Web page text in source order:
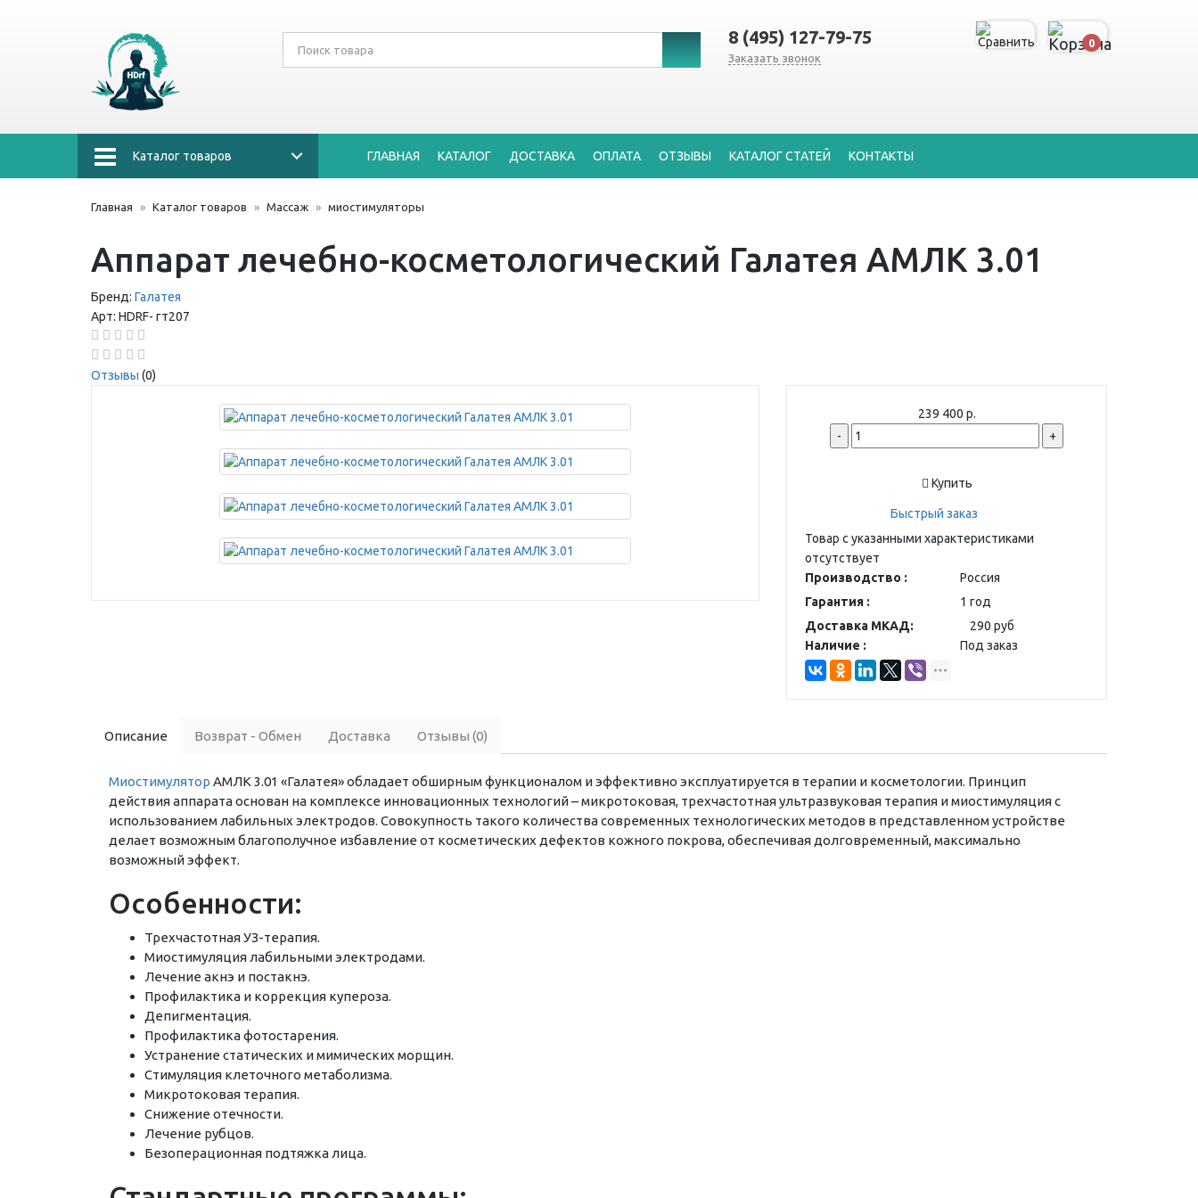
8 (495) 127-79-75
Заказать звонок
0
Каталог товаров ГЛАВНАЯ КАТАЛОГ ДОСТАВКА ОПЛАТА ОТЗЫВЫ КАТАЛОГ СТАТЕЙ КОНТАКТЫ
Главная Каталог товаров Массаж миостимуляторы
Аппарат лечебно-косметологический Галатея АМЛК 3.01
Бренд: Галатея
Арт: HDRF- гт207
Отзывы (0)
239 400 р.
-
+
Купить
Быстрый заказ
Товар с указанными характеристиками
отсутствует
Производство :
Россия
Гарантия :
1 год
Доставка МКАД:
290 руб
Наличие :
Под заказ
Описание Возврат - Обмен Доставка Отзывы (0)
Миостимулятор АМЛК 3.01 «Галатея» обладает обширным функционалом и эффективно эксплуатируется в терапии и косметологии. Принцип
действия аппарата основан на комплексе инновационных технологий – микротоковая, трехчастотная ультразвуковая терапия и миостимуляция с
использованием лабильных электродов. Совокупность такого количества современных технологических методов в представленном устройстве
делает возможным благополучное избавление от косметических дефектов кожного покрова, обеспечивая долговременный, максимально
возможный эффект.
Особенности:
Трехчастотная УЗ-терапия.
Миостимуляция лабильными электродами.
Лечение акнэ и постакнэ.
Профилактика и коррекция купероза.
Депигментация.
Профилактика фотостарения.
Устранение статических и мимических морщин.
Стимуляция клеточного метаболизма.
Микротоковая терапия.
Снижение отечности.
Лечение рубцов.
Безоперационная подтяжка лица.